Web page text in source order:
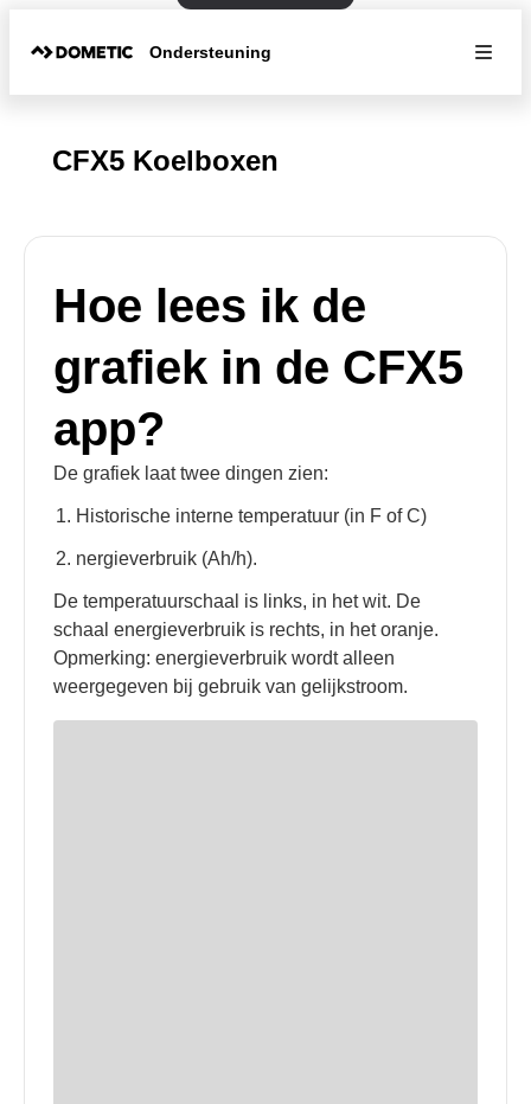
Ondersteuning
CFX5 Koelboxen
Hoe lees ik de
grafiek in de CFX5
app?
De grafiek laat twee dingen zien:
Historische interne temperatuur (in F of C)
nergieverbruik (Ah/h).
De temperatuurschaal is links, in het wit. De
schaal energieverbruik is rechts, in het oranje.
Opmerking: energieverbruik wordt alleen
weergegeven bij gebruik van gelijkstroom.